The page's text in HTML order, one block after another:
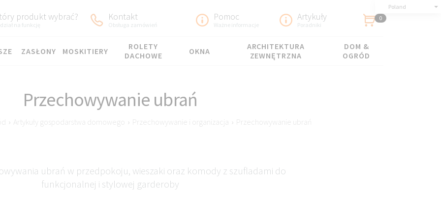
Poland
produkt wybrać?
na funkcję
Kontakt
Obsługa zamówień
Pomoc
Ważne informacje
Artykuły
Poradniki
0
ZASŁONY MOSKITIERY
ROLETY
DACHOWE
OKNA
ARCHITEKTURA
ZEWNĘTRZNA
DOM &
OGRÓD
Przechowywanie ubrań
› Artykuły gospodarstwa domowego › Przechowywanie i organizacja › Przechowywanie ubrań
ubrań w przedpokoju, wieszaki oraz komody z szufladami do
funkcjonalnej i stylowej garderoby